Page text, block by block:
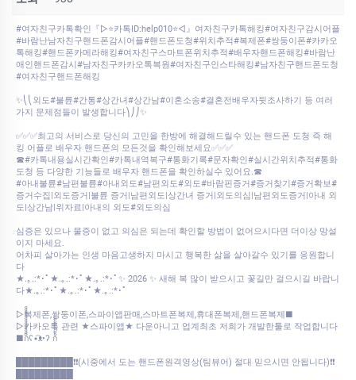
#여자친구카톡확인『▷⭐카톡ID:help010⭐◁』여자친구카톡해킹#여자친구감시어플
#바람난남자친구핸드폰감시어플#핸드폰도청#위치추적#복제폰#쌍둥이폰#카카오
톡해킹#핸드폰카메라해킹#여자친구스마트폰위치추적#배우자핸드폰해킹#바람난
애인핸드폰감시#남자친구카카오톡복원#여자친구인스타해킹#남자친구핸드폰도청
#여자친구핸드폰해킹
✨⎝⎝외도#불륜#간통#상간녀#상간남#이혼소송#결혼전배우자뒷조사하기 등 여러
가지 문제점들이 발생합니다⎞⎠⎠✨
✅✅✅최고의 서비스로 당신의 고민을 한방에 해결해드릴수 있는 핸드폰 도청 즉 해
킹 어플로 배우자 핸드폰의 모든것을 확인해보세요✅✅✅
☎#카톡내용실시간확인#카톡내역복구#통화기록#문자확인#실시간위치추적#통화
도청 등 다양한 기능들로 배우자 핸드폰을 확인하실수 있어요.☎
#아내불륜#남편불륜#아내외도#남편외도#외도#바람핀증거#증거찾기#증거확보#
증거수집|외도증거|불륜 증거|남편외도|상간녀 증거|외도의심|남편외도증거|아내 외
도|상간남|위자료|아내의 외도#외도의심
심증은 있으나 물증이 없고 의심은 되는데 확인할 방법이 없어으시다면 더이상 망설
이지 마세요.
어차피 살아가는 인생 마음고생하지 마시고 행복한 삶을 살아갈수 있기를 응원합니
다
★.｡.:*･ﾟ★.｡.:*･ﾟ★.｡.:*･ﾟ✨ 2026 ✨ 새해 복 많이 받으시고 꽃길만 걸으시길 바랍니
다★.｡.:*･ﾟ★.｡.:*･ﾟ★.｡.:*･ﾟ
▷복제폰,쌍둥이폰,스파이앱판매,스마트폰복제,휴대폰복제,핸드폰복제■
▷카카오톡 관련 ★스파이앱★ 다운아니고 업계최초 저희가 개발한툴로 작업합니다
■ก็็็็็็็็็็็็็ʕ•͡ᴥ•ʔ ก้้้้้้้้้้้
█████████❗❗(시중에서 도는 핸드폰원격영상(팀뷰어) 절대 믿으시면 안됩니다)❗❗